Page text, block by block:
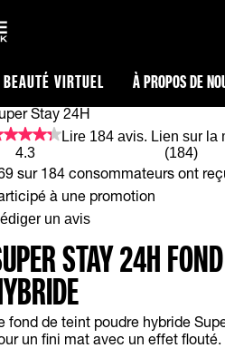
VIRTUEL À PROPOS DE
Stay 24H
4.3
Lire 184 avis. Lien sur la
(184)
sur 184 consommateurs ont
à une promotion
un avis
STAY 24H
fond de teint poudre hybride
un fini mat avec un effet flouté.